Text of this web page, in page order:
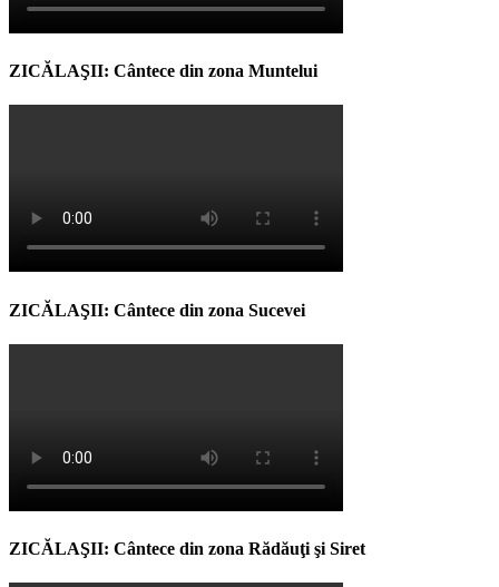
ZICĂLAŞII: Cântece din zona Muntelui
ZICĂLAŞII: Cântece din zona Sucevei
ZICĂLAŞII: Cântece din zona Rădăuţi şi Siret